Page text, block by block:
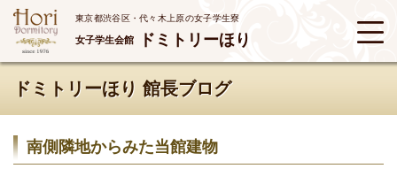
東京都渋谷区・代々木上原の女子学生寮
女子学生会館 ドミトリーほり
ドミトリーほり 館長ブログ
南側隣地からみた当館建物